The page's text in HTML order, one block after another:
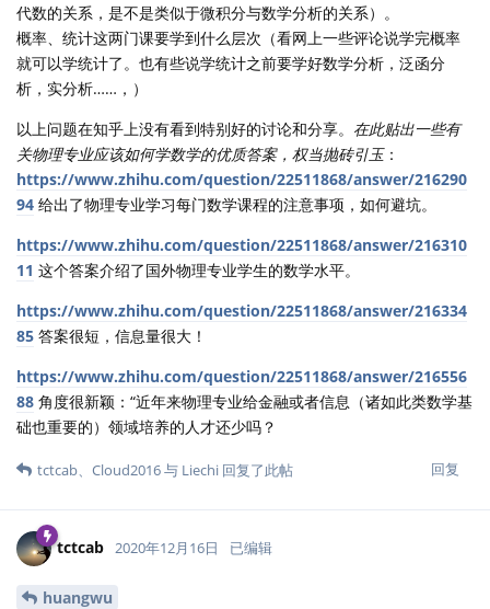
代数的关系，是不是类似于微积分与数学分析的关系）。
概率、统计这两门课要学到什么层次（看网上一些评论说学完概率
就可以学统计了。也有些说学统计之前要学好数学分析，泛函分
析，实分析……，）
以上问题在知乎上没有看到特别好的讨论和分享。 在此贴出一些有
关物理专业应该如何学数学的优质答案，权当抛砖引玉：
https://www.zhihu.com/question/22511868/answer/216290
94 给出了物理专业学习每门数学课程的注意事项，如何避坑。
https://www.zhihu.com/question/22511868/answer/216310
11 这个答案介绍了国外物理专业学生的数学水平。
https://www.zhihu.com/question/22511868/answer/216334
85 答案很短，信息量很大！
https://www.zhihu.com/question/22511868/answer/216556
88 角度很新颖：“近年来物理专业给金融或者信息（诸如此类数学基
础也重要的）领域培养的人才还少吗？
回复
tctcab、 Cloud2016与 Liechi 回复了此帖
tctcab 2020年12月16日 已编辑
huangwu